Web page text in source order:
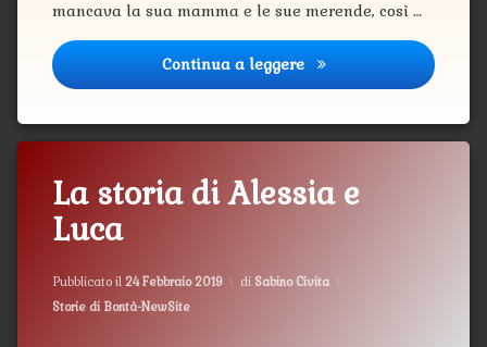
mancava la sua mamma e le sue merende, così …
Continua a leggere Storia di Francesco e
La storia di Alessia e
Luca
Pubblicato il 24 Febbraio 2019
Aggiornato il12 Marzo 2019
di Sabino Civita
Categorie:
Storie di Bontà-NewSite